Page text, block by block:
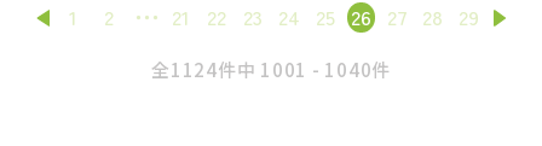
1 2 21 22 23 24 25 26 27 28 29
全1124件中 1001 - 1040件